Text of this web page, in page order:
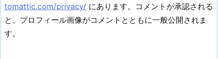
tomattic.com/privacy/ にあります。コメントが承認される
と、プロフィール画像がコメントとともに一般公開されま
す。